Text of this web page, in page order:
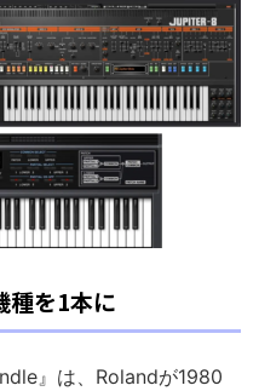
種を1本に
』は、Rolandが1980